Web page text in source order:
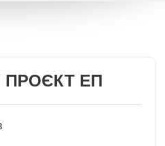
ПРОЄКТ ЕП